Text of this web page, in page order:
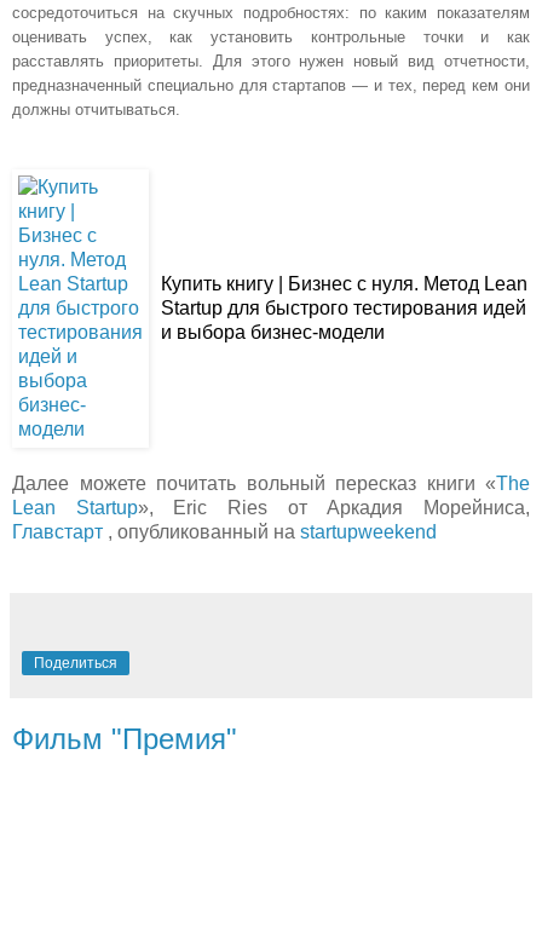
сосредоточиться на скучных подробностях: по каким показателям
оценивать успех, как установить контрольные точки и как
расставлять приоритеты. Для этого нужен новый вид отчетности,
предназначенный специально для стартапов — и тех, перед кем они
должны отчитываться.
Купить книгу | Бизнес с нуля. Метод Lean
Startup для быстрого тестирования идей
и выбора бизнес-модели
Далее можете почитать вольный пересказ книги «The
Lean Startup», Eric Ries от Аркадия Морейниса,
Главстарт , опубликованный на startupweekend
Поделиться
Фильм "Премия"